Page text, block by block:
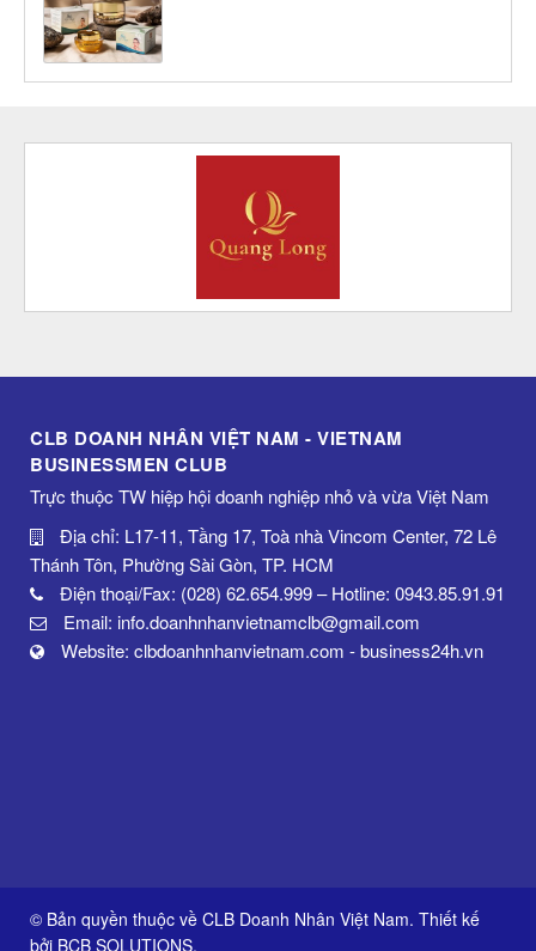
CLB DOANH NHÂN VIỆT NAM - VIETNAM
BUSINESSMEN CLUB
Trực thuộc TW hiệp hội doanh nghiệp nhỏ và vừa Việt Nam
Địa chỉ: L17-11, Tầng 17, Toà nhà Vincom Center, 72 Lê
Thánh Tôn, Phường Sài Gòn, TP. HCM
Điện thoại/Fax: (028) 62.654.999 – Hotline: 0943.85.91.91
Email: info.doanhnhanvietnamclb@gmail.com
Website: clbdoanhnhanvietnam.com - business24h.vn
© Bản quyền thuộc về CLB Doanh Nhân Việt Nam. Thiết kế
bởi BCB SOLUTIONS.